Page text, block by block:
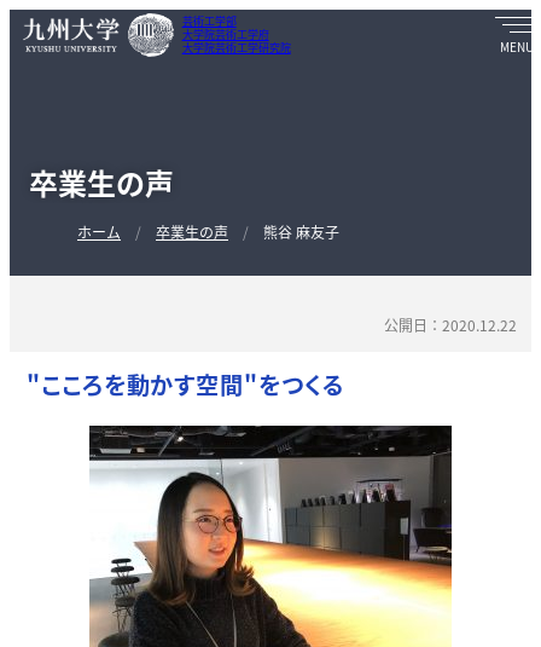
芸術工学部
大学院芸術工学府
大学院芸術工学研究院
卒業生の声
ホーム 卒業生の声 熊谷 麻友子
公開日：2020.12.22
"こころを動かす空間"をつくる